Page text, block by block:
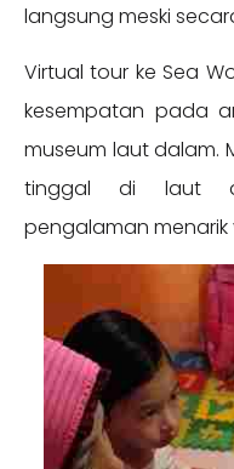
langsung meski
Virtual tour ke Sea
kesempatan pada
museum laut dalam.
tinggal di laut
pengalaman